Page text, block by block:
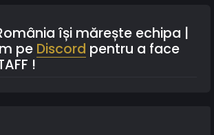
își mărește echipa |
pe Discord pentru a face
!